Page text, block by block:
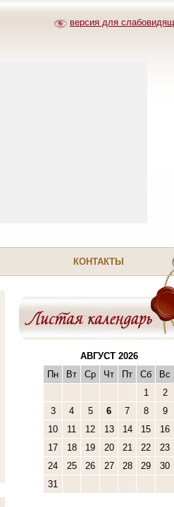
версия для
КОНТАКТЫ
АВГУСТ 2026
Пн
Вт Ср Чт Пт Сб
Вс
1
2
3
4 5 6 7 8
9
10
11 12 13 14 15
16
17
18 19 20 21 22
23
24
25 26 27 28 29
30
31